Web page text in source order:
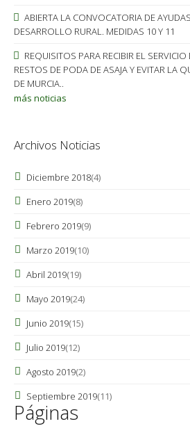
ABIERTA LA CONVOCATORIA DE
DESARROLLO RURAL. MEDIDAS 10 Y 11
REQUISITOS PARA RECIBIR EL
RESTOS DE PODA DE ASAJA Y EVITAR LA
DE MURCIA..
más noticias
Archivos Noticias
Diciembre 2018(4)
Enero 2019(8)
Febrero 2019(9)
Marzo 2019(10)
Abril 2019(19)
Mayo 2019(24)
Junio 2019(15)
Julio 2019(12)
Agosto 2019(2)
Septiembre 2019(11)
Páginas